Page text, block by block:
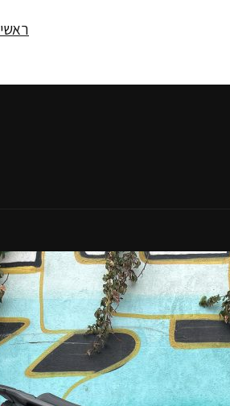
ראשי